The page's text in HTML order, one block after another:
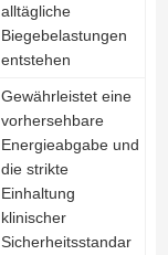
alltägliche
Biegebelastungen
entstehen
Gewährleistet eine
vorhersehbare
Energieabgabe und
die strikte
Einhaltung
klinischer
Sicherheitsstandar